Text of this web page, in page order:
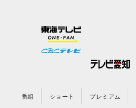
番組 ショート プレミアム